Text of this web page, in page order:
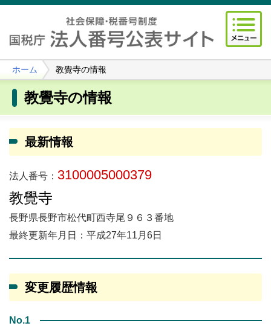
ホーム 教覺寺の情報
教覺寺の情報
最新情報
法人番号： 3100005000379
教覺寺
長野県長野市松代町西寺尾９６３番地
最終更新年月日：平成27年11月6日
変更履歴情報
No.1